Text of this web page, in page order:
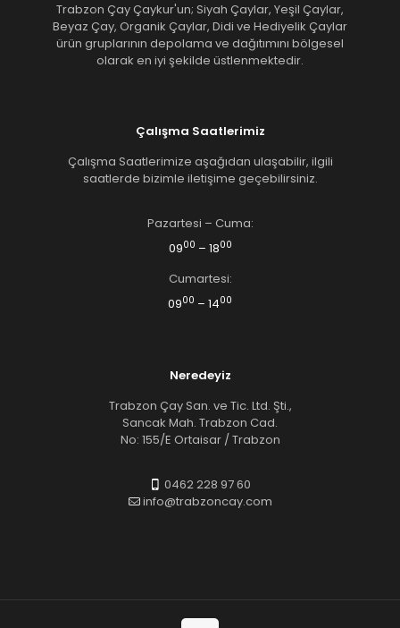
Trabzon Çay Çaykur'un; Siyah Çaylar, Yeşil Çaylar,
Beyaz Çay, Organik Çaylar, Didi ve Hediyelik Çaylar
ürün gruplarının depolama ve dağıtımını bölgesel
olarak en iyi şekilde üstlenmektedir.
Çalışma Saatlerimiz
Çalışma Saatlerimize aşağıdan ulaşabilir, ilgili
saatlerde bizimle iletişime geçebilirsiniz.
Pazartesi – Cuma:
0900 – 1800
Cumartesi:
0900 – 1400
Neredeyiz
Trabzon Çay San. ve Tic. Ltd. Şti.,
Sancak Mah. Trabzon Cad.
No: 155/E Ortaisar / Trabzon
0462 228 97 60
info@trabzoncay.com